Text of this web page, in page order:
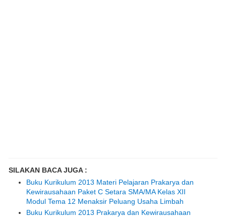
SILAKAN BACA JUGA :
Buku Kurikulum 2013 Materi Pelajaran Prakarya dan
Kewirausahaan Paket C Setara SMA/MA Kelas XII
Modul Tema 12 Menaksir Peluang Usaha Limbah
Buku Kurikulum 2013 Prakarya dan Kewirausahaan